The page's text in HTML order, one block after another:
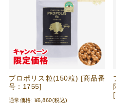
プロポリス粒(150粒) [商品番
号：1755]
通常価格: ¥6,860(税込)